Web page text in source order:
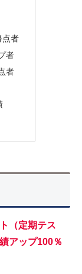
点者
者
者
（定期テス
アップ100％